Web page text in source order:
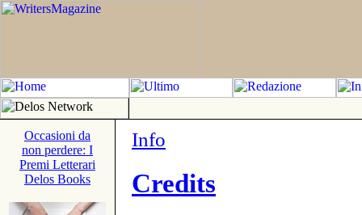
Occasioni da
non perdere: I
Premi Letterari
Delos Books
Info
Credits